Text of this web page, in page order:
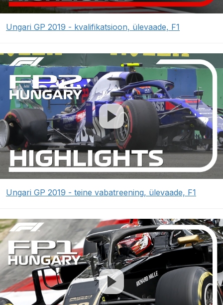
Ungari GP 2019 - kvalifikatsioon, ülevaade, F1
Ungari GP 2019 - teine vabatreening, ülevaade, F1